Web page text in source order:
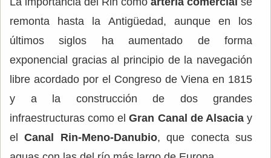
remonta hasta la Antigüedad, aunque en los
últimos siglos ha aumentado de forma
exponencial gracias al principio de la navegación
libre acordado por el Congreso de Viena en 1815
y a la construcción de dos grandes
infraestructuras como el Gran Canal de Alsaciay
elCanal Rin-Meno-Danubio, que conecta sus